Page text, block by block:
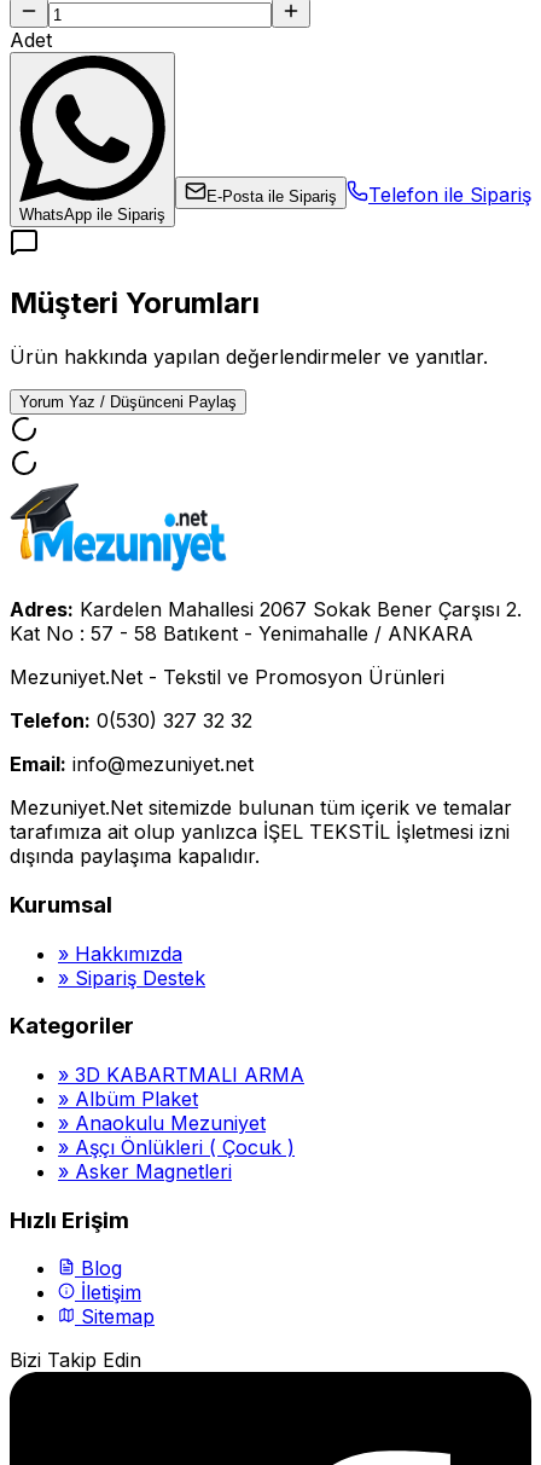
Adet
WhatsApp ile Sipariş
E-Posta ile Sipariş Telefon ile Sipariş
Müşteri Yorumları
Ürün hakkında yapılan değerlendirmeler ve yanıtlar.
Yorum Yaz / Düşünceni Paylaş
Adres: Kardelen Mahallesi 2067 Sokak Bener Çarşısı 2.
Kat No : 57 - 58 Batıkent - Yenimahalle / ANKARA
Mezuniyet.Net - Tekstil ve Promosyon Ürünleri
Telefon: 0(530) 327 32 32
Email: info@mezuniyet.net
Mezuniyet.Net sitemizde bulunan tüm içerik ve temalar
tarafımıza ait olup yanlızca İŞEL TEKSTİL İşletmesi izni
dışında paylaşıma kapalıdır.
Kurumsal
» Hakkımızda
» Sipariş Destek
Kategoriler
» 3D KABARTMALI ARMA
» Albüm Plaket
» Anaokulu Mezuniyet
» Aşçı Önlükleri ( Çocuk )
» Asker Magnetleri
Hızlı Erişim
Blog
İletişim
Sitemap
Bizi Takip Edin